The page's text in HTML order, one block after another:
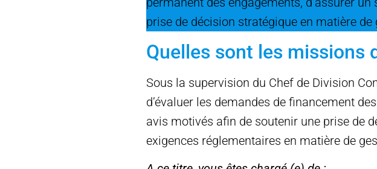
prise de décision stratégique en matière de
Quelles sont les missions
Sous la supervision du Chef de Division
d’évaluer les demandes de financement
avis motivés afin de soutenir une prise de
exigences réglementaires en matière de